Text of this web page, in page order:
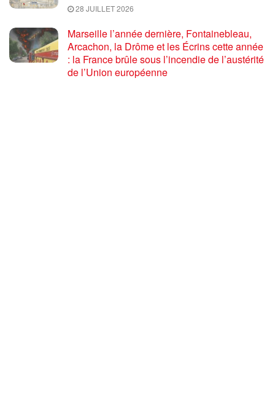
28 JUILLET 2026
Marseille l’année dernière, Fontainebleau,
Arcachon, la Drôme et les Écrins cette année
: la France brûle sous l’incendie de l’austérité
de l’Union européenne